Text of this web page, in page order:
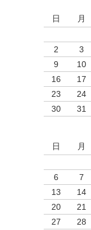
日
月
2
3
9
10
16
17
23
24
30
31
日
月
6
7
13
14
20
21
27
28